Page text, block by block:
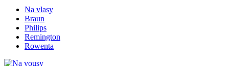
Na vlasy
Braun
Philips
Remington
Rowenta